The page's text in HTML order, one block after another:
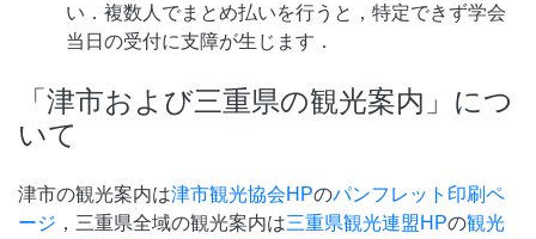
い．複数人でまとめ払いを行うと，特定できず学会
当日の受付に支障が生じます．
「津市および三重県の観光案内」につ
いて
津市の観光案内は津市観光協会HPのパンフレット印刷ペ
ージ ，三重県全域の観光案内は三重県観光連盟HPの観光